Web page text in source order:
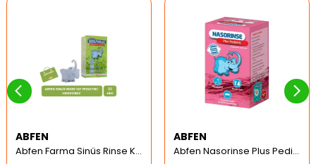
ABFEN
Abfen Farma Sinüs Rinse Kit Pediatrik Hipertonic
ABFEN
Abfen Nasorinse Plus Pediatrik Burun Yıkama Kiti